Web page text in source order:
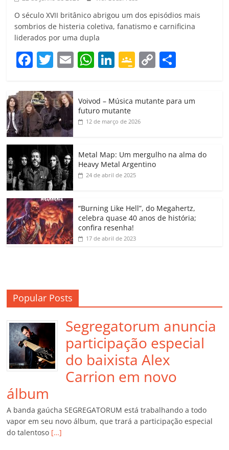
O século XVII britânico abrigou um dos episódios mais
sombrios de histeria coletiva, fanatismo e carnificina
liderados por uma dupla
F
c
e
b
o
o
k
T
itt
er
E
ai
W
at
s
A
p
Li
k
e
dI
G
gl
e
a
ss
o
m
C
y
k
p
h
Voivod – Música mutante para um
futuro mutante
12 de março de 2026
Metal Map: Um mergulho na alma do
Heavy Metal Argentino
24 de abril de 2025
“Burning Like Hell”, do Megahertz,
celebra quase 40 anos de história;
confira resenha!
17 de abril de 2023
Popular Posts
Segregatorum anuncia
participação especial
do baixista Alex
Carrion em novo
álbum
A banda gaúcha SEGREGATORUM está trabalhando a todo
vapor em seu novo álbum, que trará a participação especial
do talentoso […]